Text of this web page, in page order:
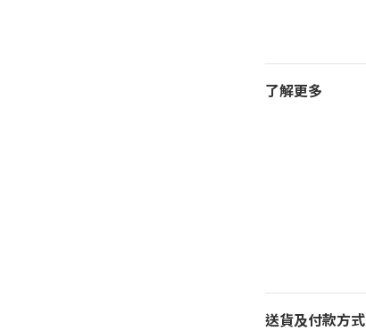
了解更多
送貨及付款方式